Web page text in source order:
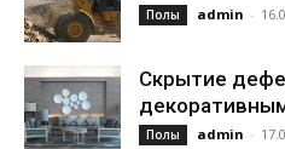
Полы admin -
Скрытие
Полы admin -